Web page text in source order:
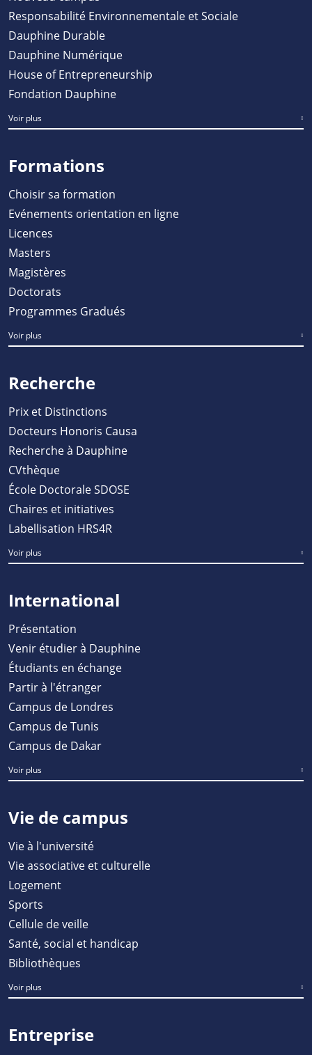
Responsabilité Environnementale et Sociale
Dauphine Durable
Dauphine Numérique
House of Entrepreneurship
Fondation Dauphine
Voir plus
Formations
Choisir sa formation
Evénements orientation en ligne
Licences
Masters
Magistères
Doctorats
Programmes Gradués
Voir plus
Recherche
Prix et Distinctions
Docteurs Honoris Causa
Recherche à Dauphine
CVthèque
École Doctorale SDOSE
Chaires et initiatives
Labellisation HRS4R
Voir plus
International
Présentation
Venir étudier à Dauphine
Étudiants en échange
Partir à l'étranger
Campus de Londres
Campus de Tunis
Campus de Dakar
Voir plus
Vie de campus
Vie à l'université
Vie associative et culturelle
Logement
Sports
Cellule de veille
Santé, social et handicap
Bibliothèques
Voir plus
Entreprise